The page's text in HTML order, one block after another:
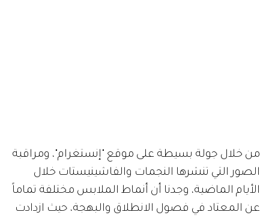
من خلال جولة بسيطة على موقع "إنستغرام"، ومراقبة
الصور التي تنشرها النجمات والفاشينيستات خلال
الأيام الماضية، وجدنا أن أنماط الملابس مختلفة تماماً
عن المعتاد في فصول الانطلاق والبهجة، حيث ازدادت